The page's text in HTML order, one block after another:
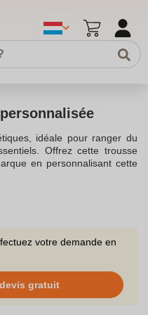
idéale pour ranger du
Offrez cette trousse
en personnalisant cette
logo ou votre marque.
touche personnelle à leur
de toilette personnalisée
et jute pour une finition
qui est personnalisable en
promotionnelle pour
votre marque. La trousse
votre demande en
gratuit